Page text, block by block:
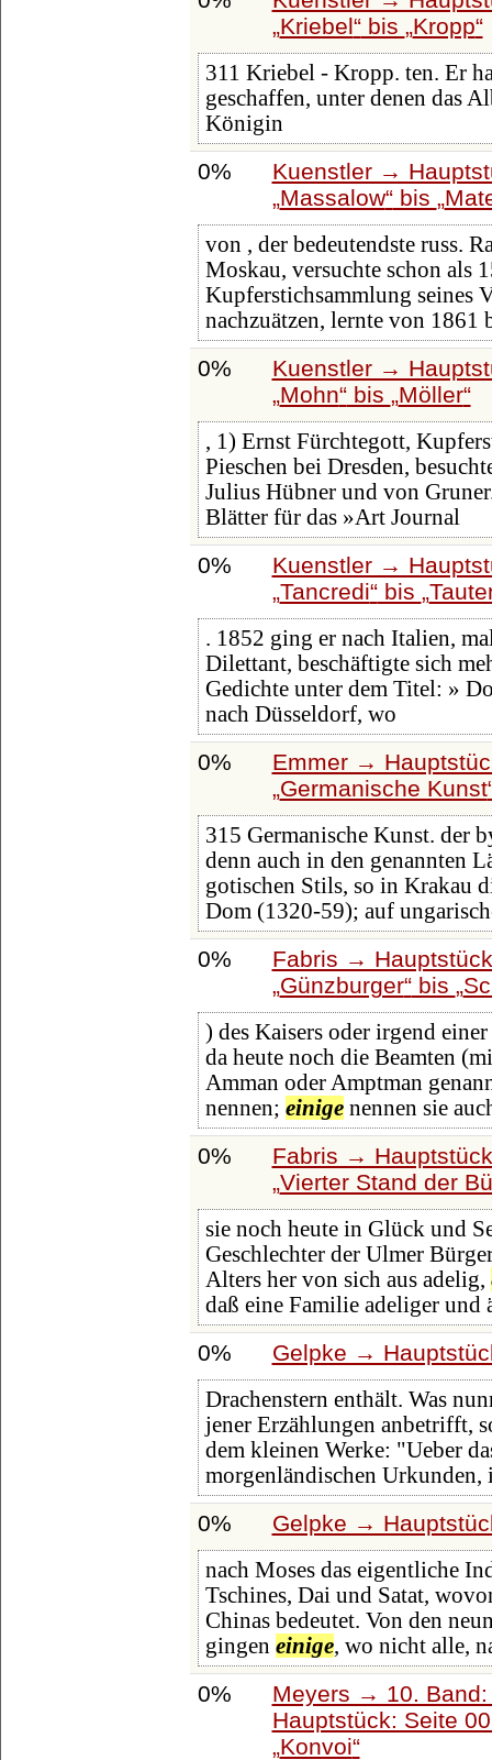
Kriebel bis Kropp
311 Kriebel - Kropp. ten. Er
geschaffen, unter denen das
Königin
0%
Kuenstler →
Massalow bis
von , der bedeutendste russ.
Moskau, versuchte schon als
Kupferstichsammlung seines
nachzuätzen, lernte von 1861
0%
Kuenstler →
Mohn bis Möller
, 1) Ernst Fürchtegott,
Pieschen bei Dresden,
Julius Hübner und von
Blätter für das »Art Journal
0%
Kuenstler →
Tancredi bis
. 1852 ging er nach Italien,
Dilettant, beschäftigte sich
Gedichte unter dem Titel: »
nach Düsseldorf, wo
0%
Emmer →
Germanische Kunst
315 Germanische Kunst. der
denn auch in den genannten
gotischen Stils, so in Krakau
Dom (1320-59); auf
0%
Fabris →
Günzburger bis
) des Kaisers oder irgend
da heute noch die Beamten
Amman oder Amptman
nennen; einigenennen sie
0%
Fabris →
Vierter Stand der
sie noch heute in Glück und
Geschlechter der Ulmer
Alters her von sich aus adelig,
daß eine Familie adeliger und
0% Gelpke →
Drachenstern enthält. Was
jener Erzählungen anbetrifft,
dem kleinen Werke: "Ueber
morgenländischen Urkunden,
0% Gelpke →
nach Moses das eigentliche
Tschines, Dai und Satat,
Chinas bedeutet. Von den
gingen einige, wo nicht alle,
0%
Meyers → 10.
Hauptstück: Seite
Konvoi